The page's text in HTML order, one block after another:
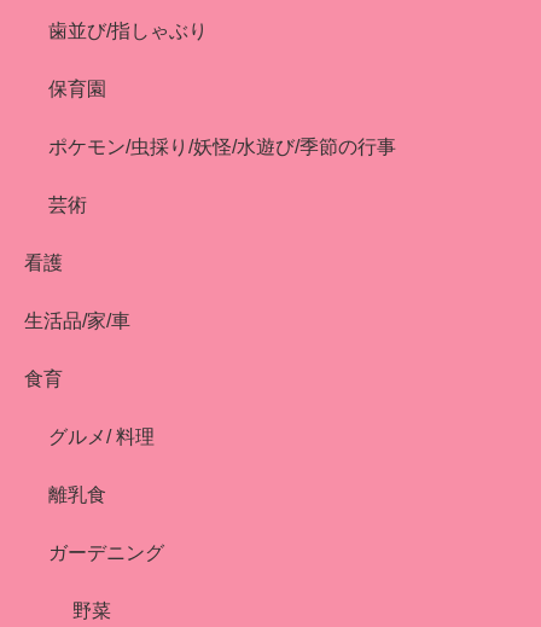
歯並び/指しゃぶり
保育園
ポケモン/虫採り/妖怪/水遊び/季節の行事
芸術
看護
生活品/家/車
食育
グルメ/ 料理
離乳食
ガーデニング
野菜